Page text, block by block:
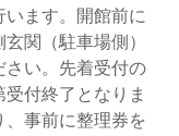
ます。開館前に
関（駐車場側）
さい。先着受付の
付終了となりま
事前に整理券を